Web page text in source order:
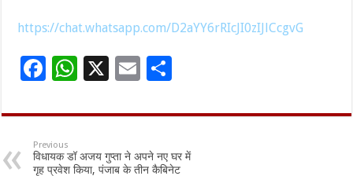
https://chat.whatsapp.com/D2aYY6rRIcJI0zIJlCcgvG
F
e
b
o
W
at
p
X
E
ai ar
e
Previous
विधायक डॉ अजय गुप्ता ने अपने नए घर में
गृह प्रवेश किया, पंजाब के तीन कैबिनेट